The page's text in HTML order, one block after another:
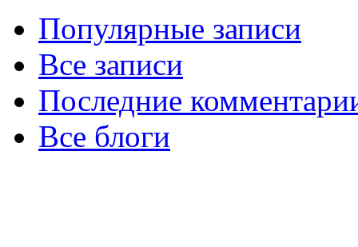
Популярные записи
Все записи
Последние
Все блоги